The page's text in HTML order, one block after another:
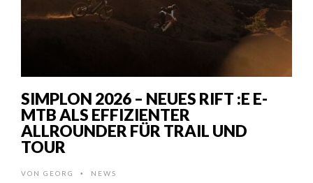
SIMPLON 2026 – NEUES RIFT :E E-
MTB ALS EFFIZIENTER
ALLROUNDER FÜR TRAIL UND
TOUR
VON GEORG • NEWS